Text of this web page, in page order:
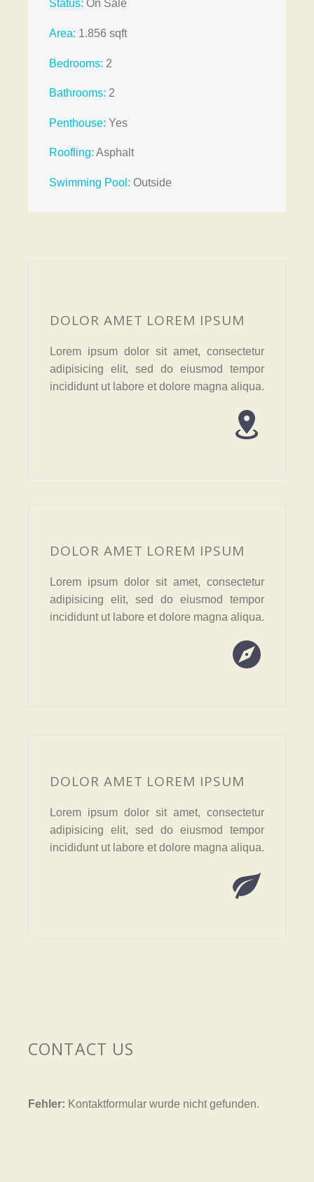
Status: On Sale
Area: 1.856 sqft
Bedrooms: 2
Bathrooms: 2
Penthouse: Yes
Roofling: Asphalt
Swimming Pool: Outside
DOLOR AMET LOREM IPSUM
Lorem ipsum dolor sit amet, consectetur
adipisicing elit, sed do eiusmod tempor
incididunt ut labore et dolore magna aliqua.


DOLOR AMET LOREM IPSUM
Lorem ipsum dolor sit amet, consectetur
adipisicing elit, sed do eiusmod tempor
incididunt ut labore et dolore magna aliqua.


DOLOR AMET LOREM IPSUM
Lorem ipsum dolor sit amet, consectetur
adipisicing elit, sed do eiusmod tempor
incididunt ut labore et dolore magna aliqua.


CONTACT US
Fehler: Kontaktformular wurde nicht gefunden.